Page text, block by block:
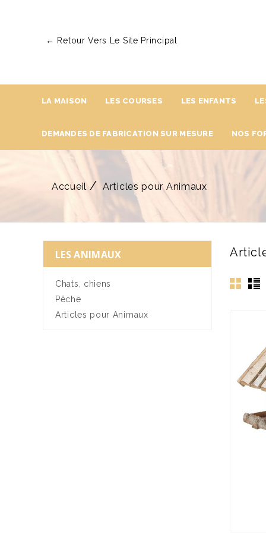
← Retour Vers Le Site Principal
LA MAISON LES COURSES LES ENFANTS
DEMANDES DE FABRICATION SUR MESURE NOS
Accueil Articles pour Animaux
LES ANIMAUX
Chats, chiens
Pêche
Articles pour Animaux